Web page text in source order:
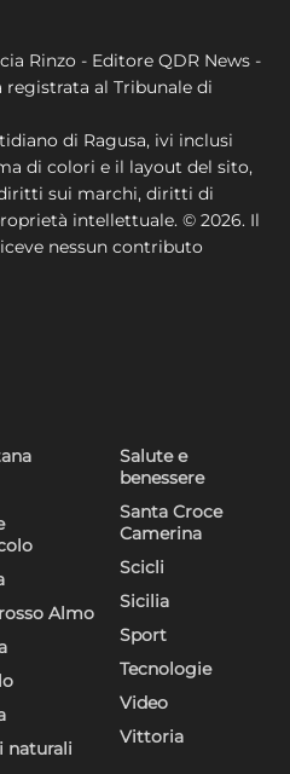
Rinzo - Editore QDR News -
registrata al Tribunale di
di Ragusa, ivi inclusi
di colori e il layout del sito,
sui marchi, diritti di
intellettuale. © 2026. Il
nessun contributo
Almo
naturali
Salute e
benessere
Santa Croce
Camerina
Scicli
Sicilia
Sport
Tecnologie
Video
Vittoria